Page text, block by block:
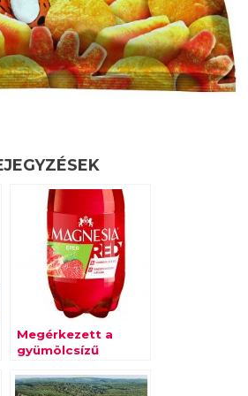
Megérkezett a
gyümölcsízű
magnéziumforrás, a